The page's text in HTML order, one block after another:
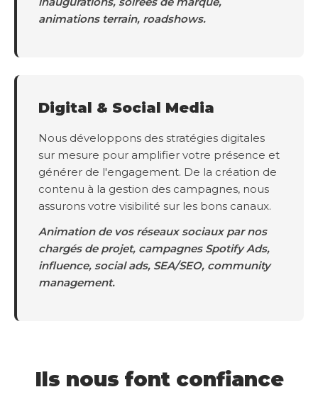
animations terrain, roadshows.
Digital & Social Media
Nous développons des stratégies digitales
sur mesure pour amplifier votre présence et
générer de l'engagement. De la création de
contenu à la gestion des campagnes, nous
assurons votre visibilité sur les bons canaux.
Animation de vos réseaux sociaux par nos
chargés de projet, campagnes Spotify Ads,
influence, social ads, SEA/SEO, community
management.
Ils nous font confiance